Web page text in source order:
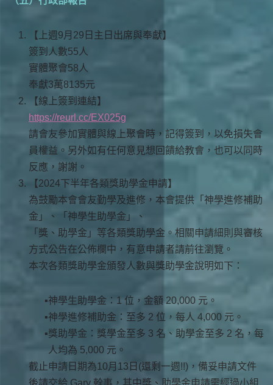
【上週9月29日主日出席與奉獻】
簽到人數55人
實體聚會58人
奉獻3萬8135元
【線上簽到連結】
https://reurl.cc/EX025g
請會友參加實體與線上聚會時，記得簽到，以免損失會
員權益。另外如有任何意見想回饋給教會，也可以同時
反應，謝謝。
【2024下半年各類獎助學金申請】
為鼓勵本會會友勤學及進修，本會提供「神學進修補助
金」、「神學生助學金」、
「獎、助學金」等各類獎助學金。相關申請細則與審核
方式公告在公佈欄中，有意申請者請前往瀏覽。
本次各類獎助學金頒發人數與獎助學金說明如下：
神學生助學金：1 位，金額 20,000 元。
神學進修補助金：至多 2 位，每人 4,000 元。
獎助學金：獎學金至多 3 名、助學金至多 2 名，每
人均為 5,000 元。
截止申請日期為10月13日(還剩一週!!)，備妥申請文件
後請交給 Gary 幹事，其中獎、助學金申請需經過小組